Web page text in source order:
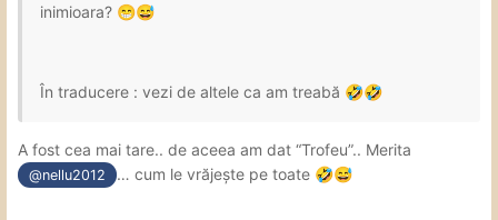
inimioara? 😁😅
În traducere : vezi de altele ca am treabă 🤣🤣
A fost cea mai tare.. de aceea am dat “Trofeu”.. Merita
@nellu2012 … cum le vrăjește pe toate 🤣😅